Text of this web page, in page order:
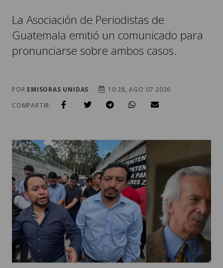
La Asociación de Periodistas de
Guatemala emitió un comunicado para
pronunciarse sobre ambos casos.
POR EMISORAS UNIDAS
10:28, AGO 07 2026
COMPARTIR: